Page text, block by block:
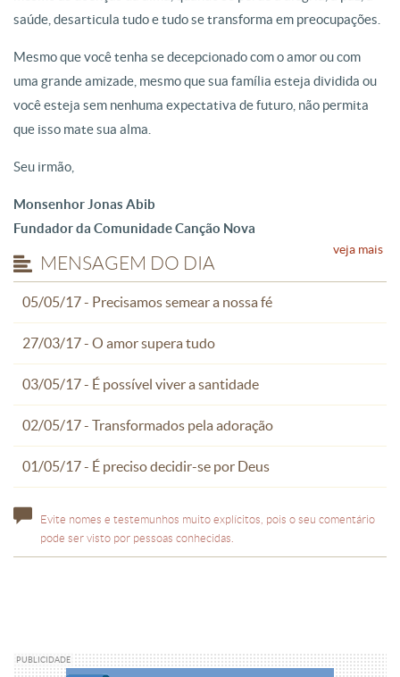
saúde, desarticula tudo e tudo se transforma em preocupações.
Mesmo que você tenha se decepcionado com o amor ou com
uma grande amizade, mesmo que sua família esteja dividida ou
você esteja sem nenhuma expectativa de futuro, não permita
que isso mate sua alma.
Seu irmão,
Monsenhor Jonas Abib
Fundador da Comunidade Canção Nova
MENSAGEM DO DIA
05/05/17 - Precisamos semear a nossa fé
27/03/17 - O amor supera tudo
03/05/17 - É possível viver a santidade
02/05/17 - Transformados pela adoração
01/05/17 - É preciso decidir-se por Deus
veja mais
Evite nomes e testemunhos muito explícitos, pois o seu comentário
pode ser visto por pessoas conhecidas.
PUBLICIDADE